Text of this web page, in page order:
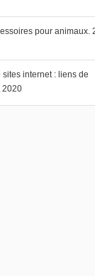
pour animaux.
internet : liens de
2020